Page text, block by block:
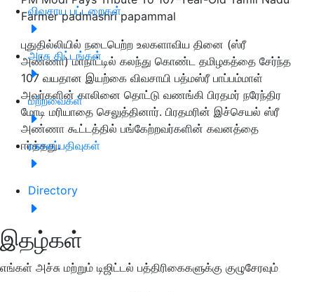
விவசாய பட்டறைகள்
அரசு திட்டங்கள்
மற்றவைகள்
வலைப்பதிவுகள்
Directory
இதழ்கள்
எங்கள் அச்சு மற்றும் டிஜிட்டல் பத்திரிகைகளுக்கு குழுசேரவும்
Farmer padmashri papammal
புதுதில்லியில் நடைபெற்ற உலகளாவிய தினை (ஸ்ரீ
அண்ணா) மாநாட்டில் கலந்து கொண்ட தமிழகத்தை சேர்ந்த
107 வயதான இயற்கை விவசாயி பத்மஸ்ரீ பாப்பம்மாள்
அவர்களின் காலினை தொட்டு வணங்கி பிரதமர் நரேந்திர
மோடி மரியாதை செலுத்தினார். பிரதமரின் இச்செயல் ஸ்ரீ
அண்ணா கூட்டத்தில் பங்கேற்றவர்களின் கவனத்தை
ஈர்த்தது.